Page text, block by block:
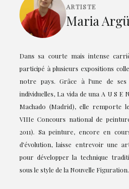
ARTISTE
Maria
Dans sa courte mais intense
participé à plusieurs expositions
notre pays. Grâce à l'une de ses
individuelles, La vida de una A U S E
Machado (Madrid), elle remporte
VIIIe Concours national de
2011). Sa peinture, encore en
d'évolution, laisse entrevoir une
pour développer la technique
sous le style de la Nouvelle Figuration.